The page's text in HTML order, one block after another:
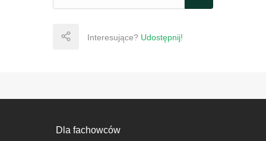
Interesujące? Udostępnij!
Dla fachowców